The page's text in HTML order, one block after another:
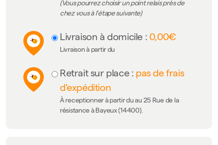
(Vous pourrez choisir un point relais près de
chez vous à l'étape suivante)
Livraison à domicile : 0,00€
Livraison à partir du
Retrait sur place : pas de frais
d'expédition
À receptionner à partir du au 25 Rue de la
résistance à Bayeux (14400).